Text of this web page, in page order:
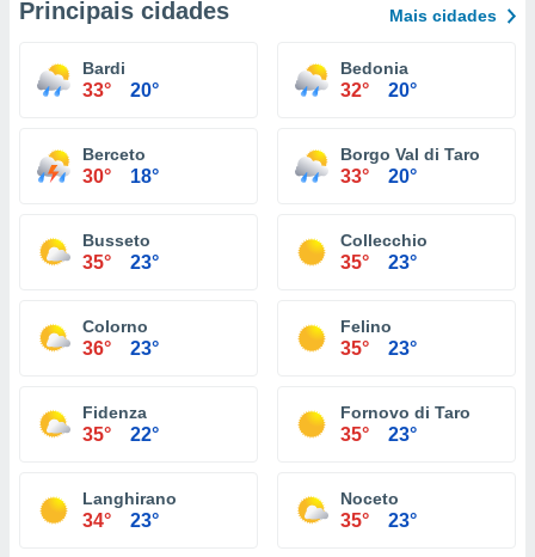
Principais cidades Mais cidades
Bardi
33° 20°
Bedonia
32° 20°
Berceto
30° 18°
Borgo Val di Taro
33° 20°
Busseto
35° 23°
Collecchio
35° 23°
Colorno
36° 23°
Felino
35° 23°
Fidenza
35° 22°
Fornovo di Taro
35° 23°
Langhirano
34° 23°
Noceto
35° 23°